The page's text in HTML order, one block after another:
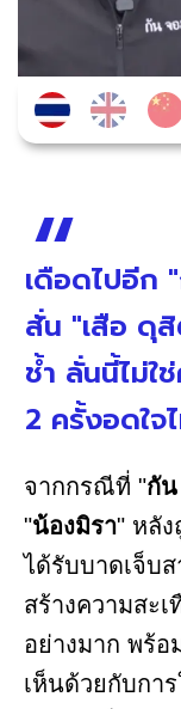
เดือดไปอีก
สั่น "เสือ ดุ
ช้ำ ลั่นนี้ไม่ใ
2 ครั้งอดใจ
จากกรณีที่ "กั
"น้องมิรา" หลัง
ได้รับบาดเจ็บ
สร้างความสะ
อย่างมาก พร้
เห็นด้วยกับกา